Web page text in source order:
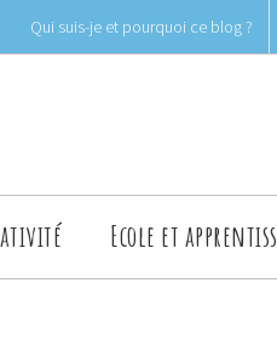
Qui suis-je et pourquoi ce blog ?
Ecole et